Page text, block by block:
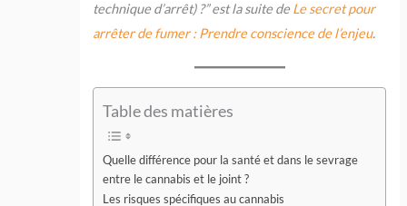
technique d’arrêt) ?” est la suite deLe secret pour
arrêter de fumer : Prendre conscience de l’enjeu.
Table des matières
Quelle différence pour la santé et dans le sevrage
entre le cannabis et le joint ?
Les risques spécifiques au cannabis